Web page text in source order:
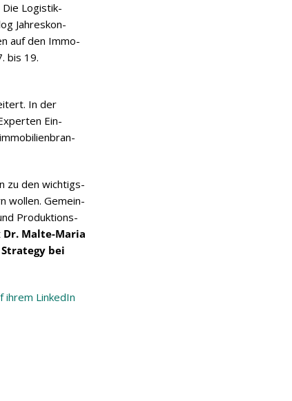
Logis­tik-
Jah­res­kon­
auf den Immo­
bis 19.
In der
Ein­
zu den wich­tigs­
wol­len. Gemein­
Pro­duk­ti­ons­
Dr. Malte-Maria
bei
ihrem Lin­ke­dIn